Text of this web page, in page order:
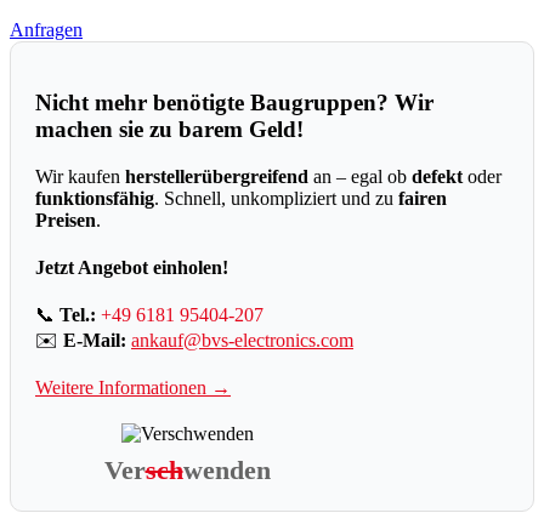
Anfragen
Nicht mehr benötigte Baugruppen? Wir
machen sie zu barem Geld!
Wir kaufen herstellerübergreifend an – egal ob defekt oder
funktionsfähig. Schnell, unkompliziert und zu fairen
Preisen.
Jetzt Angebot einholen!
📞 Tel.: +49 6181 95404-207
✉️ E-Mail: ankauf@bvs-electronics.com
Weitere Informationen →
Verschwenden